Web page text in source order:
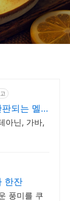
되는 멜
아닌, 가바,
한잔
풍미를 쿠